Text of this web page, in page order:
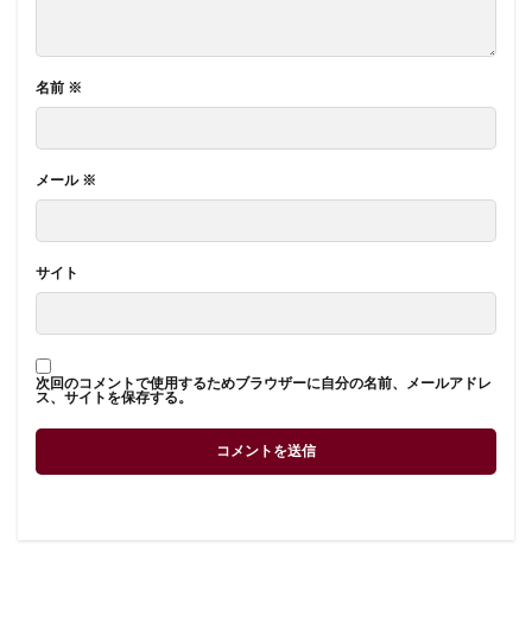
名前 ※
メール ※
サイト
次回のコメントで使用するためブラウザーに自分の名前、メールアドレ
ス、サイトを保存する。